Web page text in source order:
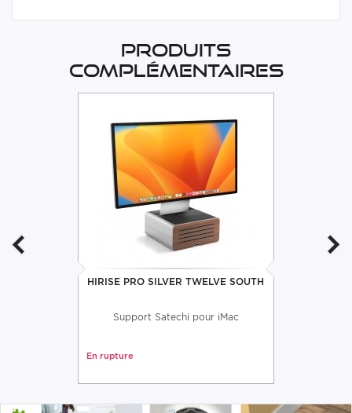
Produits
complémentaires
HIRISE PRO SILVER TWELVE SOUTH
Support Satechi pour iMac
En rupture